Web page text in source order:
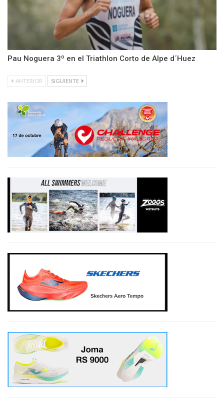
Pau Noguera 3º en el Triathlon Corto de Alpe d´Huez
ANTERIOR SIGUIENTE